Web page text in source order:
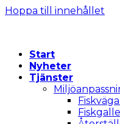
Hoppa till innehållet
Start
Nyheter
Tjänster